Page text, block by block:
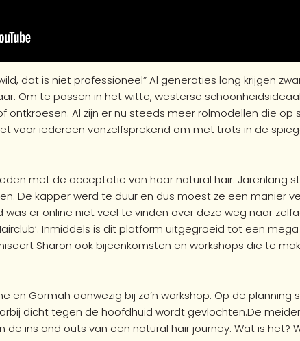
dat is niet professioneel” Al generaties lang krijgen
Om te passen in het witte, westerse
ontkroesen. Al zijn er nu steeds meer rolmodellen die op
voor iedereen vanzelfsprekend om met trots in de
met de acceptatie van haar natural hair. Jarenlang
De kapper werd te duur en dus moest ze een manier
was er online niet veel te vinden over deze weg naar
Inmiddels is dit platform uitgegroeid tot een
Sharon ook bijeenkomsten en workshops die te
en Gormah aanwezig bij zo’n workshop. Op de
dicht tegen de hoofdhuid wordt gevlochten.De
ins and outs van een natural hair journey: Wat is het?